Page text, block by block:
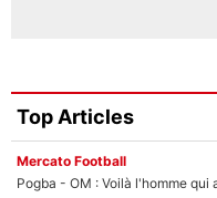
Top Articles
Mercato Football
Pogba - OM : Voilà l'homme qui